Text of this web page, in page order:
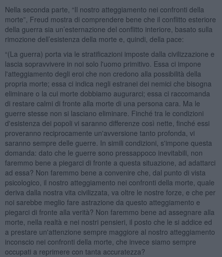
Nella seconda parte, “Il nostro atteggiamento nei confronti della
morte”, Freud mostra di comprendere bene che il conflitto esteriore
della guerra sia un’esternazione del conflitto interiore, basato sulla
rimozione dell’esistenza della morte e, quindi, della pace:
“(La guerra) porta via le stratificazioni imposte dalla civilizzazione e
lascia sopravvivere in noi solo l'uomo primitivo. Essa ci impone
l'atteggiamento degli eroi che non credono alla possibilità della
propria morte; essa ci indica negli estranei dei nemici che bisogna
eliminare o la cui morte dobbiamo augurarci; essa ci raccomanda
di restare calmi di fronte alla morte di una persona cara. Ma le
guerre stesse non si lasciano eliminare. Finché tra le condizioni
d'esistenza dei popoli vi saranno differenze così nette, finché essi
proveranno reciprocamente un'avversione tanto profonda, vi
saranno sempre delle guerre. In simili condizioni, s'impone questa
domanda: dato che le guerre sono pressappoco inevitabili, non
faremmo bene a piegarci di fronte a questa situazione, ad adattarci
ad essa? Non faremmo bene a convenire che, dal punto di vista
psicologico, il nostro atteggiamento nei confronti della morte, quale
deriva dalla nostra vita civilizzata, va oltre le nostre forze, e che per
noi sarebbe meglio fare astrazione da questo atteggiamento e
piegarci di fronte alla verità? Non faremmo bene ad assegnare alla
morte, nella realtà e nei nostri pensieri, il posto che le si addice ed
a prestare un'attenzione sempre maggiore al nostro atteggiamento
inconscio nei confronti della morte, che invece siamo sempre
occupati a reprimere con tanta accuratezza?